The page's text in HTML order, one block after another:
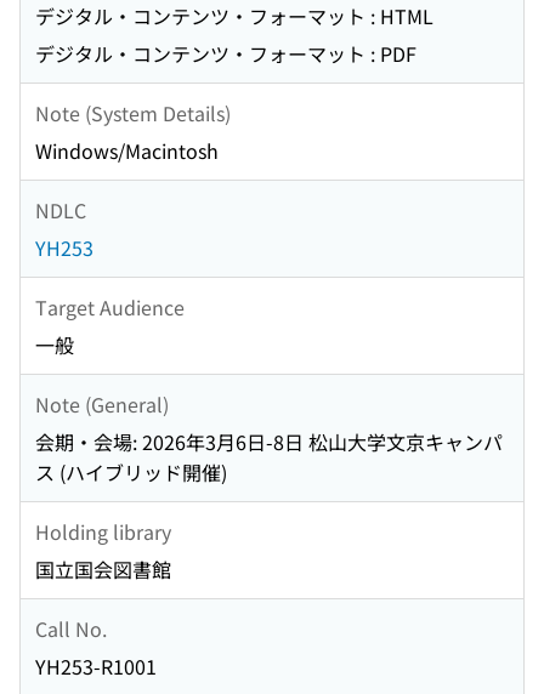
デジタル・コンテンツ・フォーマット : HTML
デジタル・コンテンツ・フォーマット : PDF
Note (System Details)
Windows/Macintosh
NDLC
YH253
Target Audience
一般
Note (General)
会期・会場: 2026年3月6日-8日 松山大学文京キャンパ
ス (ハイブリッド開催)
Holding library
国立国会図書館
Call No.
YH253-R1001